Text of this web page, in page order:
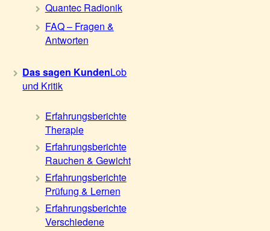
Quantec Radionik
FAQ – Fragen &
Antworten
Das sagen KundenLob
und Kritik
Erfahrungsberichte
Therapie
Erfahrungsberichte
Rauchen & Gewicht
Erfahrungsberichte
Prüfung & Lernen
Erfahrungsberichte
Verschiedene